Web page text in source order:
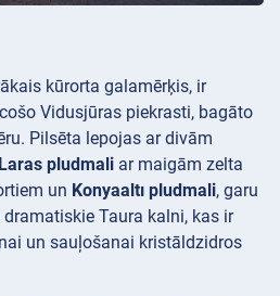
kūrorta galamērķis, ir
Vidusjūras piekrasti, bagāto
Pilsēta lepojas ar divām
Laras pludmali ar maigām zelta
un Konyaaltı pludmali, garu
Taura kalni, kas ir
un sauļošanai kristāldzidros